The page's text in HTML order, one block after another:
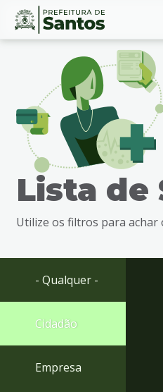
Ir
busca
Ir
rodapé
Conteúdo
Lista de
Utilize os filtros para achar
- Qualquer -
Cidadão
Empresa